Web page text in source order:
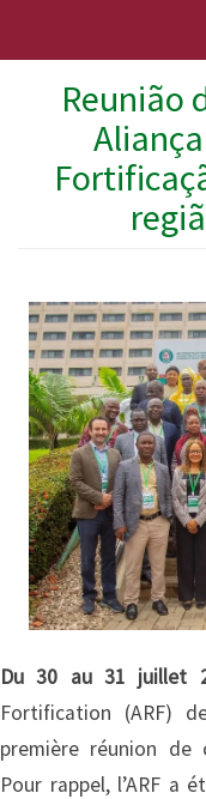
Reunião
Du 30 au 31 juillet
Fortification (ARF)
première réunion
Pour rappel, l’ARF a